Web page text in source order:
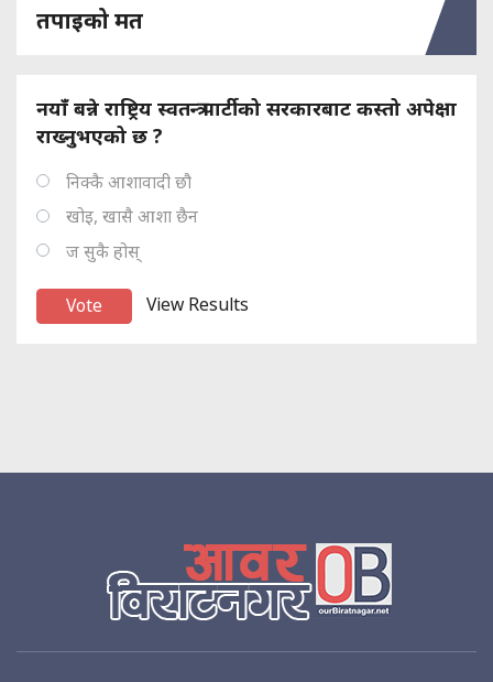
तपाइको मत
नयाँ बन्ने राष्ट्रिय स्वतन्त्र पार्टीको सरकारबाट कस्तो अपेक्षा
राख्नुभएको छ ?
निक्कै आशावादी छौ
खोइ, खासै आशा छैन
ज सुकै होस्
View Results